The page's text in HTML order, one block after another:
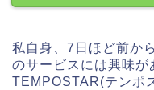
私自身、7日ほど前か
のサービスには興味が
TEMPOSTAR(テンポ